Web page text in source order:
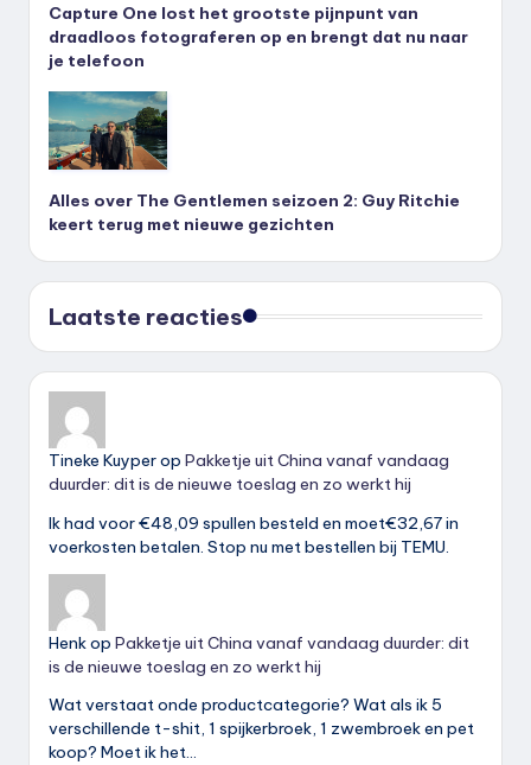
Capture One lost het grootste pijnpunt van
draadloos fotograferen op en brengt dat nu naar
je telefoon
Alles over The Gentlemen seizoen 2: Guy Ritchie
keert terug met nieuwe gezichten
Laatste reacties
Tineke Kuyperop Pakketje uit China vanaf vandaag
duurder: dit is de nieuwe toeslag en zo werkt hij
Ik had voor €48,09 spullen besteld en moet€32,67 in
voerkosten betalen. Stop nu met bestellen bij TEMU.
Henkop Pakketje uit China vanaf vandaag duurder: dit
is de nieuwe toeslag en zo werkt hij
Wat verstaat onde productcategorie? Wat als ik 5
verschillende t-shit, 1 spijkerbroek, 1 zwembroek en pet
koop? Moet ik het…